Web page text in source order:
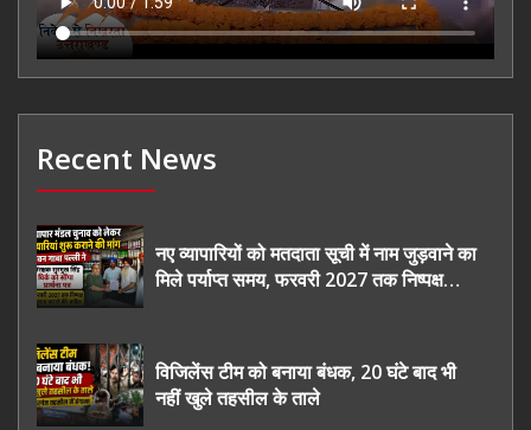
Recent News
नए व्यापारियों को मतदाता सूची में नाम जुड़वाने का
मिले पर्याप्त समय, फरवरी 2027 तक निष्पक्ष
विजिलेंस टीम को बनाया बंधक, 20 घंटे बाद भी
नहीं खुले तहसील के ताले